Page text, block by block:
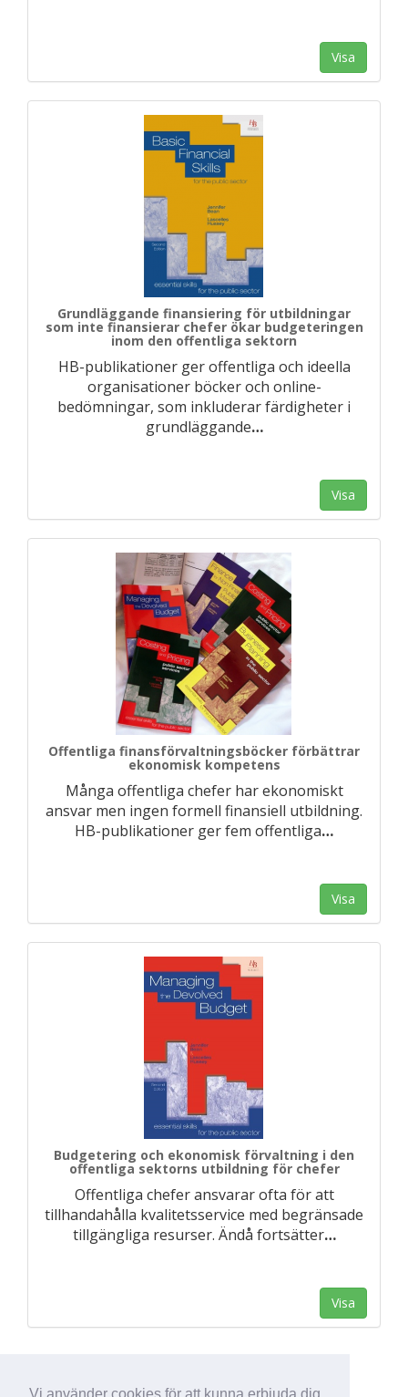
Visa
Grundläggande finansiering för utbildningar
som inte finansierar chefer ökar budgeteringen
inom den offentliga sektorn
HB-publikationer ger offentliga och ideella
organisationer böcker och online-
bedömningar, som inkluderar färdigheter i
grundläggande…
Visa
Offentliga finansförvaltningsböcker förbättrar
ekonomisk kompetens
Många offentliga chefer har ekonomiskt
ansvar men ingen formell finansiell utbildning.
HB-publikationer ger fem offentliga…
Visa
Budgetering och ekonomisk förvaltning i den
offentliga sektorns utbildning för chefer
Offentliga chefer ansvarar ofta för att
tillhandahålla kvalitetsservice med begränsade
tillgängliga resurser. Ändå fortsätter…
Visa